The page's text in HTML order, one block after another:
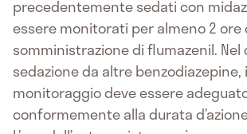
precedentemente sedati con
essere monitorati per almeno 2 ore
somministrazione di flumazenil. Nel
sedazione da altre benzodiazepine,
monitoraggio deve essere
conformemente alla durata